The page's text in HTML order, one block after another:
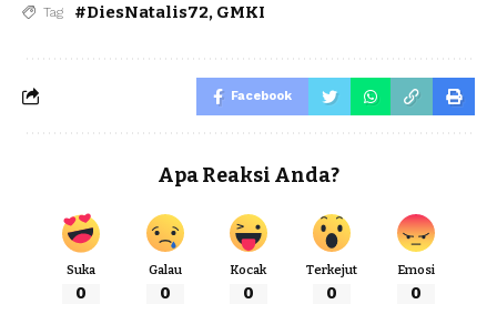
Tag #DiesNatalis72, GMKI
Facebook
Apa Reaksi Anda?
Suka
0
Galau
0
Kocak
0
Terkejut
0
Emosi
0